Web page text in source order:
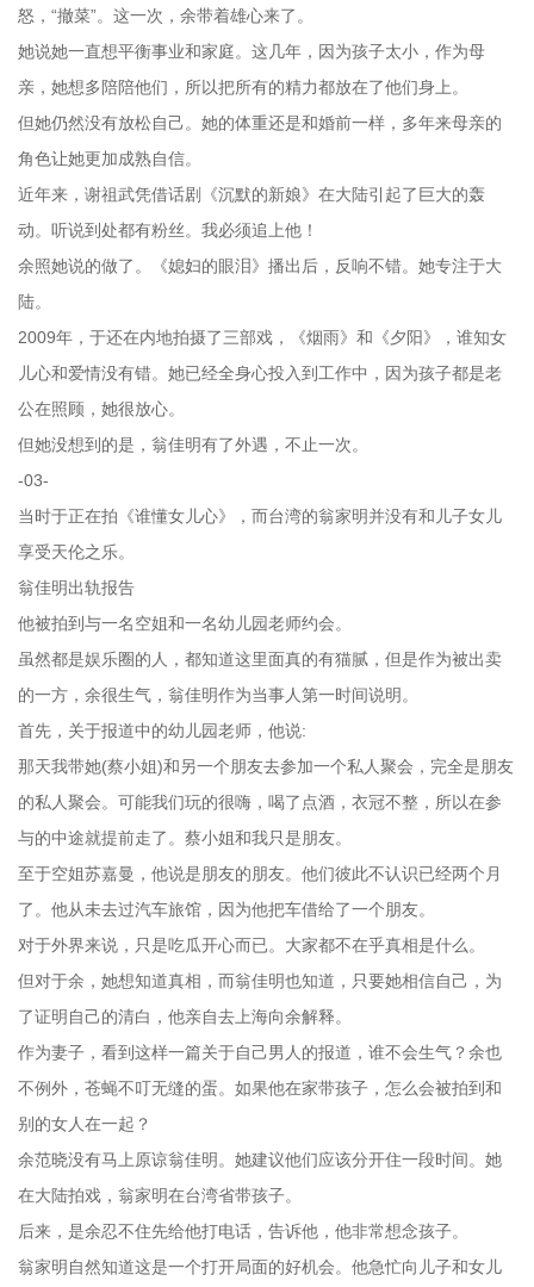
怒，“撤菜”。这一次，余带着雄心来了。
她说她一直想平衡事业和家庭。这几年，因为孩子太小，作为母
亲，她想多陪陪他们，所以把所有的精力都放在了他们身上。
但她仍然没有放松自己。她的体重还是和婚前一样，多年来母亲的
角色让她更加成熟自信。
近年来，谢祖武凭借话剧《沉默的新娘》在大陆引起了巨大的轰
动。听说到处都有粉丝。我必须追上他！
余照她说的做了。《媳妇的眼泪》播出后，反响不错。她专注于大
陆。
2009年，于还在内地拍摄了三部戏，《烟雨》和《夕阳》，谁知女
儿心和爱情没有错。她已经全身心投入到工作中，因为孩子都是老
公在照顾，她很放心。
但她没想到的是，翁佳明有了外遇，不止一次。
-03-
当时于正在拍《谁懂女儿心》，而台湾的翁家明并没有和儿子女儿
享受天伦之乐。
翁佳明出轨报告
他被拍到与一名空姐和一名幼儿园老师约会。
虽然都是娱乐圈的人，都知道这里面真的有猫腻，但是作为被出卖
的一方，余很生气，翁佳明作为当事人第一时间说明。
首先，关于报道中的幼儿园老师，他说:
那天我带她(蔡小姐)和另一个朋友去参加一个私人聚会，完全是朋友
的私人聚会。可能我们玩的很嗨，喝了点酒，衣冠不整，所以在参
与的中途就提前走了。蔡小姐和我只是朋友。
至于空姐苏嘉曼，他说是朋友的朋友。他们彼此不认识已经两个月
了。他从未去过汽车旅馆，因为他把车借给了一个朋友。
对于外界来说，只是吃瓜开心而已。大家都不在乎真相是什么。
但对于余，她想知道真相，而翁佳明也知道，只要她相信自己，为
了证明自己的清白，他亲自去上海向余解释。
作为妻子，看到这样一篇关于自己男人的报道，谁不会生气？余也
不例外，苍蝇不叮无缝的蛋。如果他在家带孩子，怎么会被拍到和
别的女人在一起？
余范晓没有马上原谅翁佳明。她建议他们应该分开住一段时间。她
在大陆拍戏，翁家明在台湾省带孩子。
后来，是余忍不住先给他打电话，告诉他，他非常想念孩子。
翁家明自然知道这是一个打开局面的好机会。他急忙向儿子和女儿